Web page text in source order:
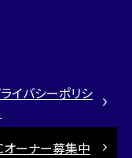
イバシーポリシ
オーナー募集中